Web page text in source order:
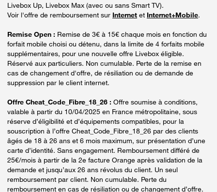
Livebox Up, Livebox Max (avec ou sans Smart TV).
Voir l'offre de remboursement sur Internet et Internet+Mobile.
Remise Open : Remise de 3€ à 15€ chaque mois en fonction du
forfait mobile choisi ou détenu, dans la limite de 4 forfaits mobile
supplémentaires, pour une nouvelle offre Livebox éligible.
Réservé aux particuliers. Non cumulable. Perte de la remise en
cas de changement d'offre, de résiliation ou de demande de
suppression par le client internet.
Offre Cheat_Code_Fibre_18_26 : Offre soumise à conditions,
valable à partir du 10/04/2025 en France métropolitaine, sous
réserve d’éligibilité et d’équipements compatibles, pour la
souscription à l’offre Cheat_Code_Fibre_18_26 par des clients
âgés de 18 à 26 ans et 6 mois maximum, sur présentation d’une
carte d’identité. Sans engagement. Remboursement différé de
25€/mois à partir de la 2e facture Orange après validation de la
demande et jusqu’aux 26 ans révolus du client. Un seul
remboursement par client. Non cumulable. Perte du
remboursement en cas de résiliation ou de changement d’offre.